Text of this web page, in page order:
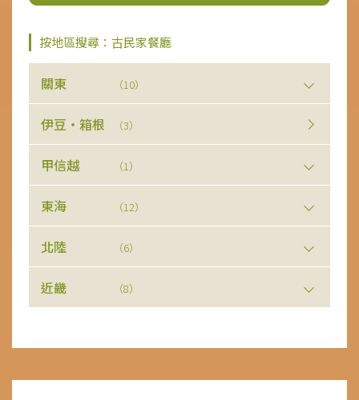
按地區搜尋：古民家餐廳
關東 （10）
伊豆・箱根 （3）
甲信越 （1）
東海 （12）
北陸 （6）
近畿 （8）